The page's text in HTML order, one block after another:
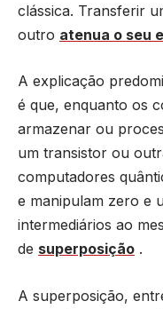
clássica. Transferir
outro atenua o seu
A explicação
é que, enquanto os
armazenar ou
um transistor ou
computadores
e manipulam zero e
intermediários ao
de superposição .
A superposição,